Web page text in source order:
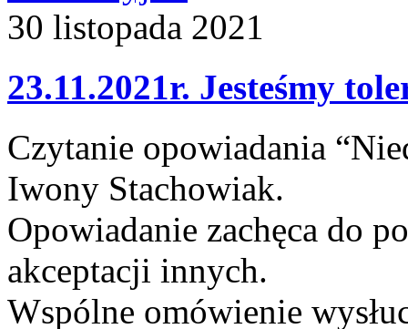
30 listopada 2021
23.11.2021r. Jesteśmy
Czytanie opowiadania
Iwony Stachowiak.
Opowiadanie zachęca do
akceptacji innych.
Wspólne omówienie